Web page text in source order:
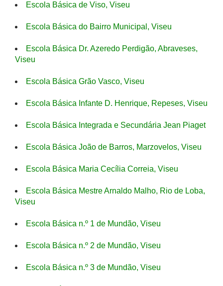
Escola Básica de Viso, Viseu
Escola Básica do Bairro Municipal, Viseu
Escola Básica Dr. Azeredo Perdigão, Abraveses,
Viseu
Escola Básica Grão Vasco, Viseu
Escola Básica Infante D. Henrique, Repeses, Viseu
Escola Básica Integrada e Secundária Jean Piaget
Escola Básica João de Barros, Marzovelos, Viseu
Escola Básica Maria Cecília Correia, Viseu
Escola Básica Mestre Arnaldo Malho, Rio de Loba,
Viseu
Escola Básica n.º 1 de Mundão, Viseu
Escola Básica n.º 2 de Mundão, Viseu
Escola Básica n.º 3 de Mundão, Viseu